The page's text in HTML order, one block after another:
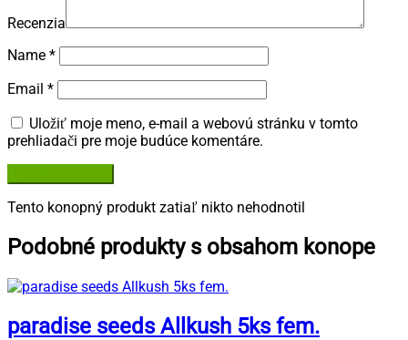
Recenzia
Name *
Email *
Uložiť moje meno, e-mail a webovú stránku v tomto
prehliadači pre moje budúce komentáre.
Tento konopný produkt zatiaľ nikto nehodnotil
Podobné produkty s obsahom konope
paradise seeds Allkush 5ks fem.